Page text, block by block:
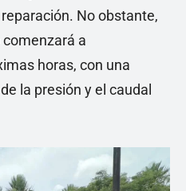
No obstante,
a
horas, con una
la presión y el caudal